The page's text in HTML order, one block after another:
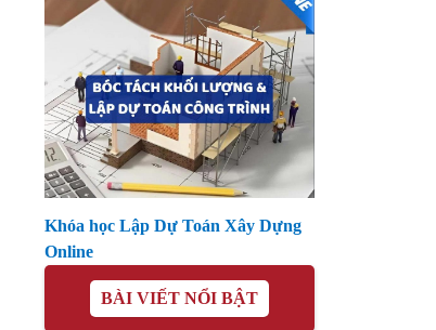
Khóa học Lập Dự Toán Xây Dựng
Online
BÀI VIẾT NỔI BẬT